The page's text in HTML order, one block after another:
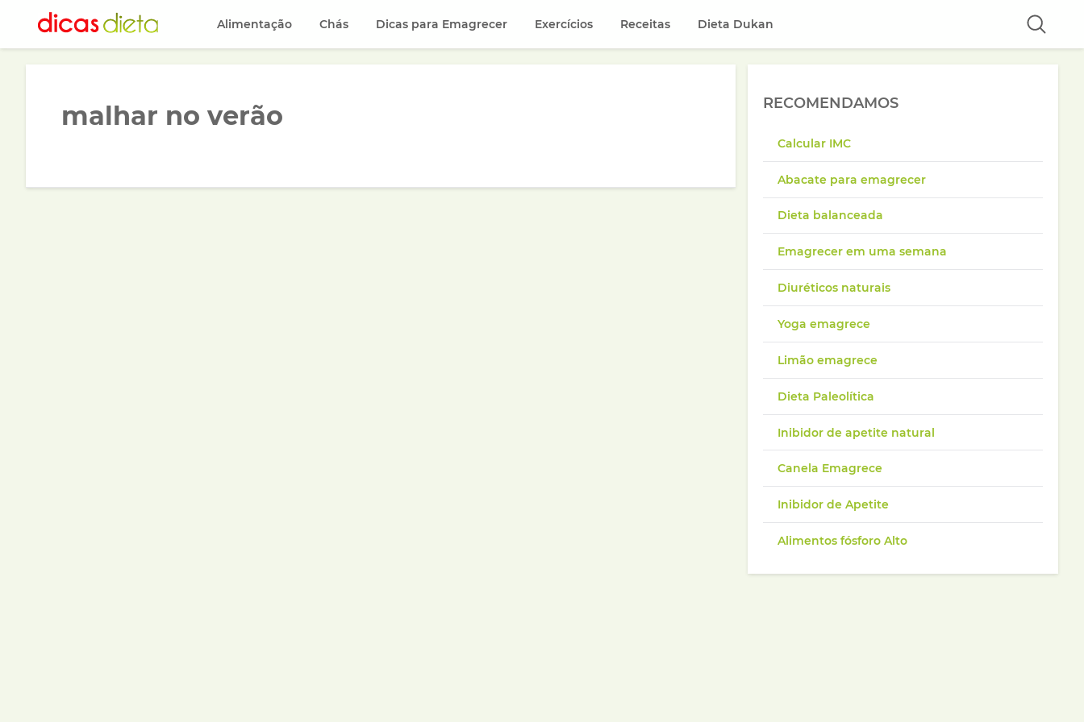
Alimentação Chás Dicas para Emagrecer Exercícios Receitas Dieta Dukan
malhar no verão RECOMENDAMOS
Calcular IMC
Abacate para emagrecer
Dieta balanceada
Emagrecer em uma semana
Diuréticos naturais
Yoga emagrece
Limão emagrece
Dieta Paleolítica
Inibidor de apetite natural
Canela Emagrece
Inibidor de Apetite
Alimentos fósforo Alto